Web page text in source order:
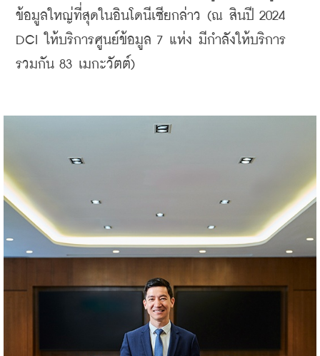
ข้อมูลใหญ่ที่สุดในอินโดนีเซียกล่าว (ณ สินปี 2024
DCI ให้บริการศูนย์ข้อมูล 7 แห่ง มีกำลังให้บริการ
รวมกัน 83 เมกะวัตต์)